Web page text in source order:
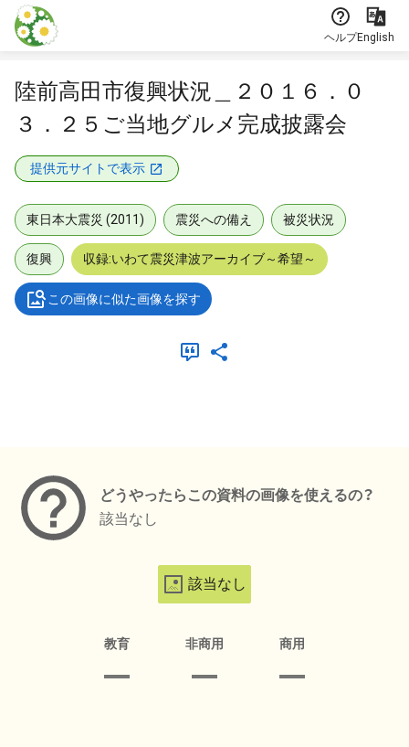
本文に飛ぶ
ヘルプEnglish
陸前高田市復興状況＿２０１６．０
３．２５ご当地グルメ完成披露会
提供元サイトで表示
東日本大震災 (2011) 震災への備え 被災状況
復興 収録:いわて震災津波アーカイブ～希望～
この画像に似た画像を探す
どうやったらこの資料の画像を使えるの？
該当なし
該当なし
教育 非商用 商用